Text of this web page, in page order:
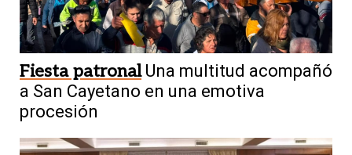
Fiesta patronal Una multitud acompañó
a San Cayetano en una emotiva
procesión